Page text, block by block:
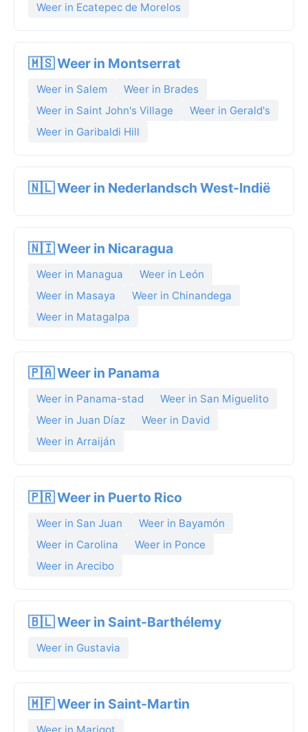
Weer in Ecatepec de Morelos
🇲🇸 Weer in Montserrat
Weer in Salem
Weer in Brades
Weer in Saint John's Village
Weer in Gerald's
Weer in Garibaldi Hill
🇳🇱 Weer in Nederlandsch West-Indië
🇳🇮 Weer in Nicaragua
Weer in Managua
Weer in León
Weer in Masaya
Weer in Chinandega
Weer in Matagalpa
🇵🇦 Weer in Panama
Weer in Panama-stad
Weer in San Miguelito
Weer in Juan Díaz
Weer in David
Weer in Arraiján
🇵🇷 Weer in Puerto Rico
Weer in San Juan
Weer in Bayamón
Weer in Carolina
Weer in Ponce
Weer in Arecibo
🇧🇱 Weer in Saint-Barthélemy
Weer in Gustavia
🇲🇫 Weer in Saint-Martin